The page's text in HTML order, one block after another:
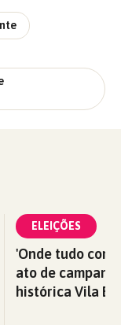
ELEIÇÕES
'Onde tudo
ato de
histórica Vila